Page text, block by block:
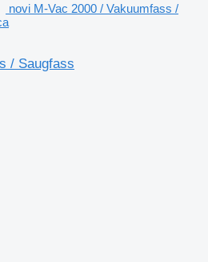
novi M-Vac 2000 / Vakuumfass /
/ Saugfass